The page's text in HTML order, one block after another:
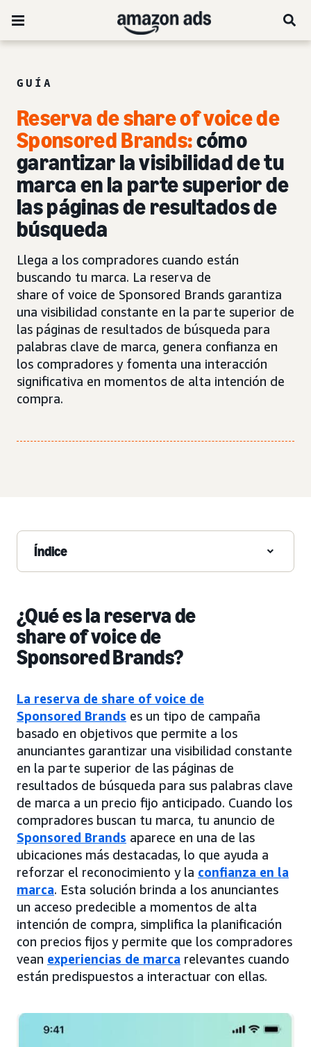
GUÍA
Reserva de share of voice de
Sponsored Brands:cómo
garantizar la visibilidad de tu
marca en la parte superior de
las páginas de resultados de
búsqueda
Llega a los compradores cuando están
buscando tu marca. La reserva de
share of voice de Sponsored Brands garantiza
una visibilidad constante en la parte superior de
las páginas de resultados de búsqueda para
palabras clave de marca, genera confianza en
los compradores y fomenta una interacción
significativa en momentos de alta intención de
compra.
Índice
¿Qué es la reserva de
share of voice de
Sponsored Brands?
La reserva de share of voice de
Sponsored Brands es un tipo de campaña
basado en objetivos que permite a los
anunciantes garantizar una visibilidad constante
en la parte superior de las páginas de
resultados de búsqueda para sus palabras clave
de marca a un precio fijo anticipado. Cuando los
compradores buscan tu marca, tu anuncio de
Sponsored Brands aparece en una de las
ubicaciones más destacadas, lo que ayuda a
reforzar el reconocimiento y la confianza en la
marca. Esta solución brinda a los anunciantes
un acceso predecible a momentos de alta
intención de compra, simplifica la planificación
con precios fijos y permite que los compradores
vean experiencias de marca relevantes cuando
están predispuestos a interactuar con ellas.